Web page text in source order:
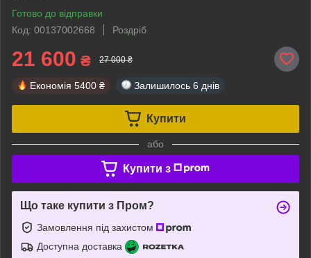
Готово до відправки
Код: 00137002668
Роздріб
21 600 ₴ 27 000 ₴
Економія 5400 ₴ Залишилось 6 днів
Купити
або
Купити з
Що таке купити з Пром?
Замовлення під захистом
Доступна доставка